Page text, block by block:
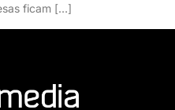
ficam […]